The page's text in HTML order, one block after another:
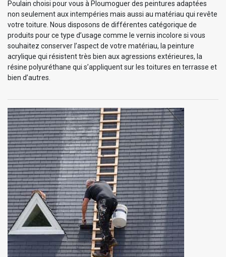
Poulain choisi pour vous à Ploumoguer des peintures adaptées
non seulement aux intempéries mais aussi au matériau qui revête
votre toiture. Nous disposons de différentes catégorique de
produits pour ce type d’usage comme le vernis incolore si vous
souhaitez conserver l’aspect de votre matériau, la peinture
acrylique qui résistent très bien aux agressions extérieures, la
résine polyuréthane qui s’appliquent sur les toitures en terrasse et
bien d’autres.